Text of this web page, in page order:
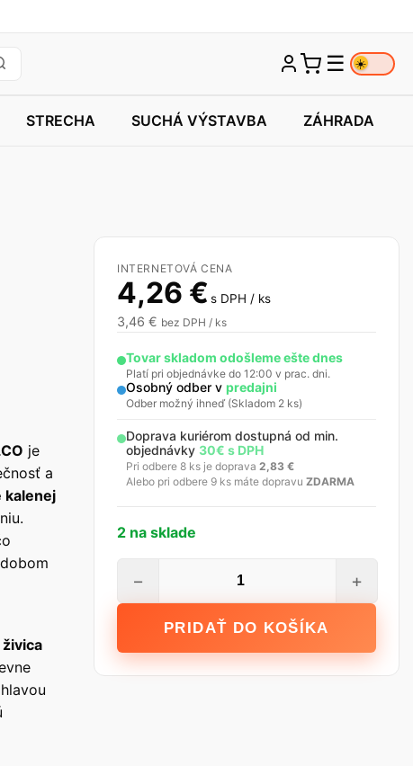
☰ ☀️
STRECHA SUCHÁ VÝSTAVBA ZÁHRADA
je
a
kalenej
INTERNETOVÁ CENA
4,26 € s DPH / ks
3,46 € bez DPH / ks
Tovar skladom odošleme ešte dnes
Platí pri objednávke do 12:00 v prac. dni.
Osobný odber v predajni
Odber možný ihneď (Skladom 2 ks)
Doprava kuriérom dostupná od min.
objednávky 30€ s DPH
Pri odbere 8 ks je doprava 2,83 €
Alebo pri odbere 9 ks máte dopravu ZDARMA
2 na sklade
kladivo
− +
PRIDAŤ DO KOŠÍKA